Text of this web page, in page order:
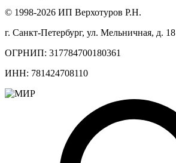
© 1998-2026 ИП Верхотуров Р.Н.
г. Санкт-Петербург, ул. Мельничная, д. 18
ОГРНИП: 317784700180361
ИНН: 781424708110